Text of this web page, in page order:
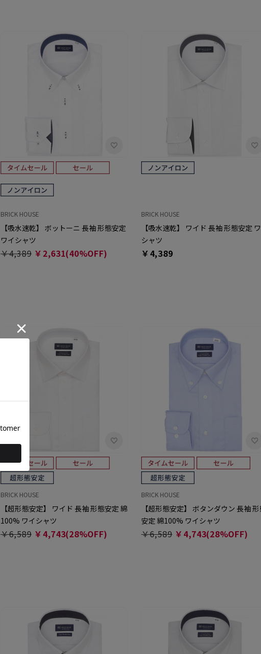
BRICK HOUSE
【吸水速乾】 ボットーニ 長袖 形態安定
ワイシャツ
￥4,389 ￥2,631(40%OFF)
BRICK HOUSE
【吸水速乾】 ワイド 長袖 形態安定
シャツ
￥4,389
BRICK HOUSE
【超形態安定】 ワイド 長袖 形態安定 綿
100% ワイシャツ
￥6,589 ￥4,743(28%OFF)
BRICK HOUSE
【超形態安定】 ボタンダウン 長袖
安定 綿100% ワイシャツ
￥6,589 ￥4,743(28%OFF)